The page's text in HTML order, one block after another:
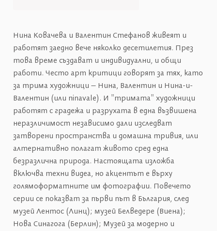
Нина Ковачева и Валентин Стефанов живеят и
работят заедно вече няколко десетилетия. През
това време създават и индивидуални, и общи
работи. Често арт критици говорят за тях, като
за трима художници – Нина, Валентин и Нина-и-
Валентин (или ninavale). И "тримата" художници
работят с градежа и разрухата в една възвишена
неразличимост независимо дали изследват
затворени пространства и домашна тривия, или
алтернативно полагат живото сред една
безразлична природа. Настоящата изложба
включва техни видеа, но акцентът е върху
голямоформатните им фотографии. Повечето
серии се показват за първи път в България, след
музей Лентос (Линц); музей Белведере (Виена);
Нова Синагога (Берлин); Музей за модерно и